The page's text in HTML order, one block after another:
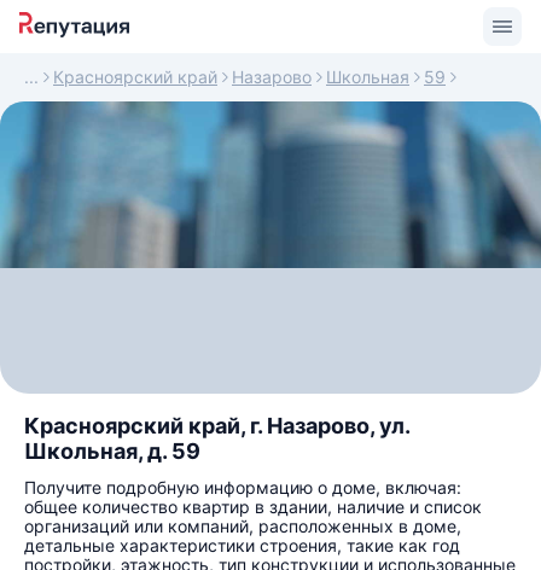
Красноярский край Назарово Школьная 59
Красноярский край, г. Назарово, ул.
Школьная, д. 59
Получите подробную информацию о доме, включая:
общее количество квартир в здании, наличие и список
организаций или компаний, расположенных в доме,
детальные характеристики строения, такие как год
постройки, этажность, тип конструкции и использованные